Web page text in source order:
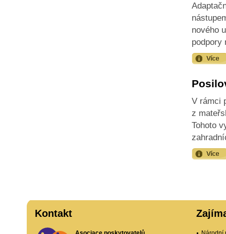
nového
podpory
V rámci
z
Tohoto
Kontakt